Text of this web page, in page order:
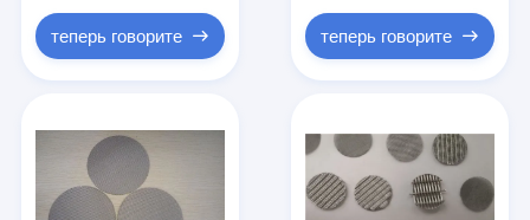
Продукция
О Компании
теперь говорите
для чистой
экструзии
теперь говорите